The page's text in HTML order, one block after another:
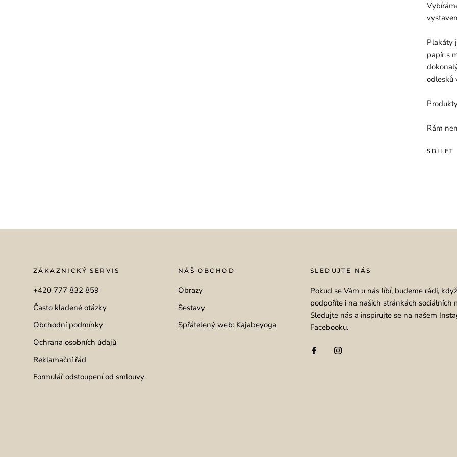
Plakáty
papír s
odlesků
Rám
SDÍLET
ZÁKAZNICKÝ SERVIS
+420 777 832 859
Často kladené otázky
Obchodní podmínky
Ochrana osobních údajů
Reklamační řád
Formulář odstoupení od smlouvy
NÁŠ OBCHOD
Obrazy
Sestavy
Spřátelený web: Kajabeyoga
SLEDUJTE NÁS
Pokud se Vám u nás líbí, budeme rádi,
podpoříte i na našich stránkách sociálních
Sledujte nás a inspirujte se na našem
Facebooku.